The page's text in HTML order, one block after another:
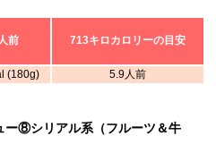
前 713キロカロリーの目安
(180g) 5.9人前
ー⑧シリアル系（フルーツ＆牛